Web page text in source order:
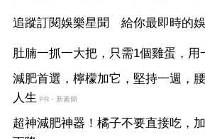
追蹤訂閱娛樂星聞 給你最即時的
肚腩一抓一大把，只需1個雞蛋，用
減肥首選，檸檬加它，堅持一週，
人生 PR・新素簡
超神減肥神器！橘子不要直接吃，